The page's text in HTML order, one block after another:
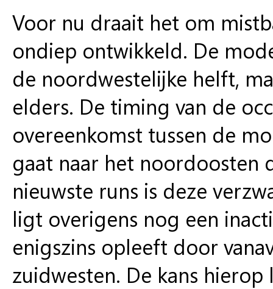
Voor nu draait het om
ondiep ontwikkeld. De
de noordwestelijke helft,
elders. De timing van de
overeenkomst tussen de
gaat naar het noordoosten
nieuwste runs is deze
ligt overigens nog een
enigszins opleeft door
zuidwesten. De kans